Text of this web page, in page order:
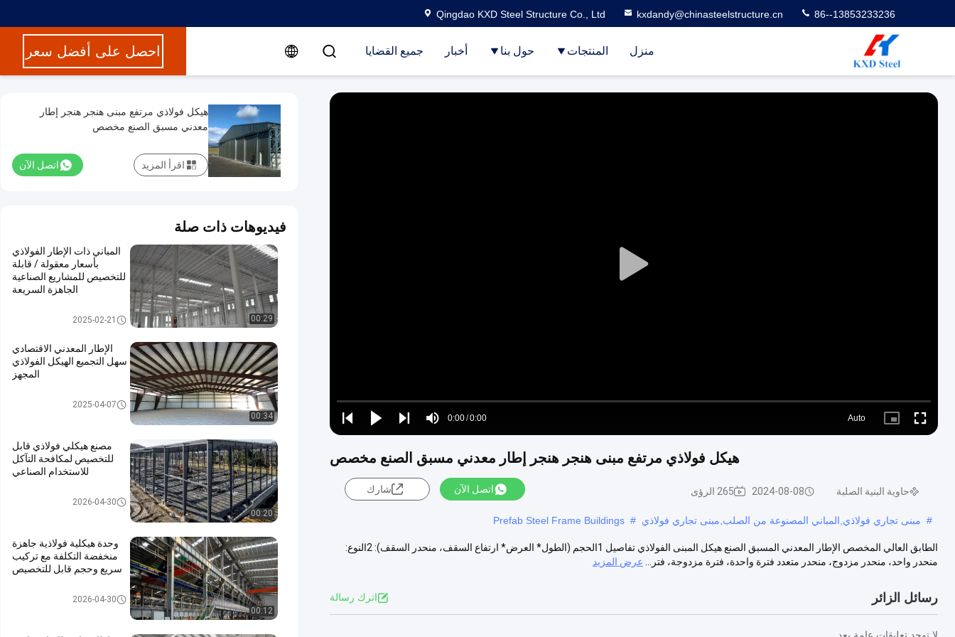
Qingdao KXD Steel Structure Co., Ltd kxdandy@chinasteelstructure.cn 86--13853233236
منزل المنتجات حول بنا أخبار جميع القضايا احصل على أفضل سعر
Play
Play
Play
Play
Mute
Time
0:00/0:00
Loaded:
0%
Auto
Picture- Fullscreen
هيكل فولاذي مرتفع مبنى هنجر هنجر إطار معدني مسبق الصنع مخصص
حاوية البنية الصلبة 2024-08-08 265 الرؤى اتصل الآن شارك
# مبنى تجاري فولاذي,المباني المصنوعة من الصلب,مبنى تجاري فولاذي #
Prefab Steel Frame Buildings
الطابق العالي المخصص الإطار المعدني المسبق الصنع هيكل المبنى الفولاذي تفاصيل 1الحجم (الطول* العرض* ارتفاع السقف، منحدر السقف): 2النوع:
منحدر واحد، منحدر مزدوج، منحدر متعدد فترة واحدة، فترة مزدوجة، فتر...
عرض المزيد
رسائل الزائر اترك رسالة
لا توجد تعليقات عامة بعد
هيكل فولاذي مرتفع مبنى هنجر هنجر إطار
معدني مسبق الصنع مخصص
اتصل الآن اقرأ المزيد
فيديوهات ذات صلة
00:29
المباني ذات الإطار الفولاذي
بأسعار معقولة / قابلة
للتخصيص للمشاريع الصناعية
الجاهزة السريعة
2025-02-21
00:34
الإطار المعدني الاقتصادي
سهل التجميع الهيكل الفولاذي
المجهز
حاوية البنية الصلبة2025-04-07
00:20
مصنع هيكلي فولاذي قابل
للتخصيص لمكافحة التآكل
للاستخدام الصناعي
حاوية البنية الصلبة2026-04-30
00:12
وحدة هيكلية فولاذية جاهزة
منخفضة التكلفة مع تركيب
سريع وحجم قابل للتخصيص
حاوية البنية الصلبة2026-04-30